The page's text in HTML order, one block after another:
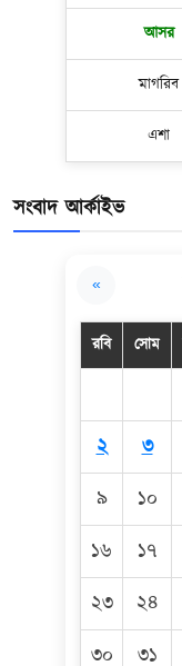
আসর
মাগরিব
এশা
সংবাদ আর্কাইভ
«
রবি সোম
২
৩
৯
১০
১৬
১৭
২৩
২৪
৩০
৩১